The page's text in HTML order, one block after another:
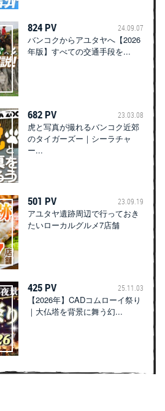
824 PV 24.09.07
バンコクからアユタヤへ【2026
年版】すべての交通手段を...
682 PV 23.03.08
虎と写真が撮れるバンコク近郊
のタイガーズー｜シーラチャ
ー...
501 PV 23.09.19
アユタヤ遺跡周辺で行っておき
たいローカルグルメ7店舗
425 PV 25.11.03
【2026年】CADコムローイ祭り
｜大仏塔を背景に舞う幻...